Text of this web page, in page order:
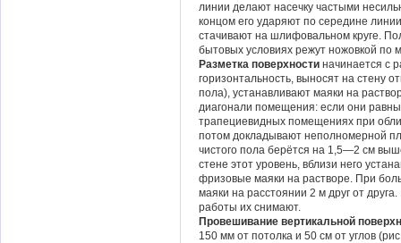
линии делают насечку частыми
концом его ударяют по середине
стачивают на шлифовальном круге.
бытовых условиях режут ножовкой по
Разметка поверхности начинается с
горизонтальность, выносят на стену
пола), устанавливают маяки на
диагонали помещения: если они
трапециевидных помещениях при
потом докладывают неполномерной
чистого пола берётся на 1,5—2 см
стене этот уровень, вблизи него
фризовые маяки на растворе. При
маяки на расстоянии 2 м друг от
работы их снимают.
Провешивание вертикальной
150 мм от потолка и 50 см от углов